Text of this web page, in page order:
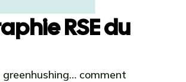
RSE du
greenhushing… comment